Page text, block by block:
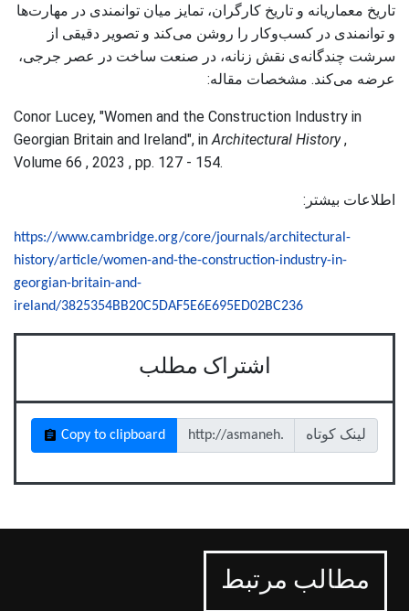
تاریخ معماریانه و تاریخ کارگران، تمایز میان توانمندی در مهارت‌ها
و توانمندی در کسب‌وکار را روشن می‌کند و تصویر دقیقی از
سرشت چندگانه‌ی نقش زنانه، در صنعت ساخت در عصر جرجی،
عرضه می‌کند. مشخصات مقاله:
Conor Lucey, "Women and the Construction Industry in
Georgian Britain and Ireland", inArchitectural History ,
Volume 66 , 2023 , pp. 127 - 154.
اطلاعات بیشتر:
https://www.cambridge.org/core/journals/architectural-
history/article/women-and-the-construction-industry-in-
georgian-britain-and-
ireland/3825354BB20C5DAF5E6E695ED02BC236
اشتراک مطلب
لینک کوتاه Copy to clipboard
مطالب مرتبط